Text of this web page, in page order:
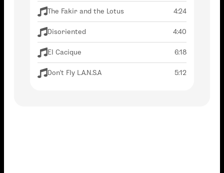
The Fakir and the Lotus 4:24
Disoriented 4:40
El Cacique 6:18
Don't Fly L.A.N.S.A 5:12